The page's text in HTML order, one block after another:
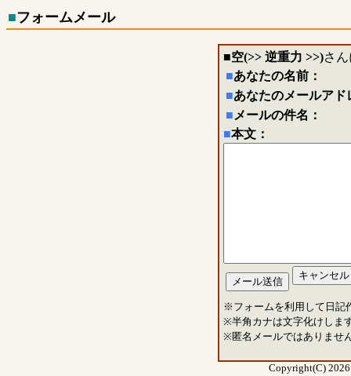
■フォームメール
■空(>> 逆重力 >>)さん
■あなたの名前：
■あなたのメールアド
■ メールの件名：
■本文：
※フォームを利用して日記
※半角カナは文字化けしま
※匿名メールではありませ
Copyright(C)